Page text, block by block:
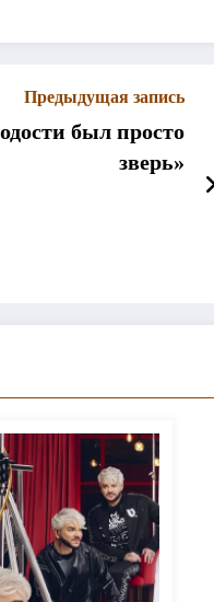
Предыдущая запись
был просто
зверь»